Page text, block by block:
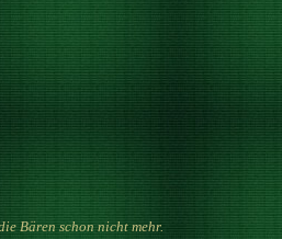
Bären schon nicht mehr.